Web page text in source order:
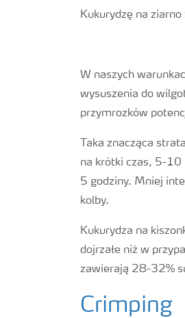
Kukurydzę na
W naszych
wysuszenia do
przymrozków
Taka znacząca
na krótki czas, 5-10
5 godziny. Mniej
kolby.
Kukurydza na
dojrzałe niż w
zawierają 28-32%
Crimping